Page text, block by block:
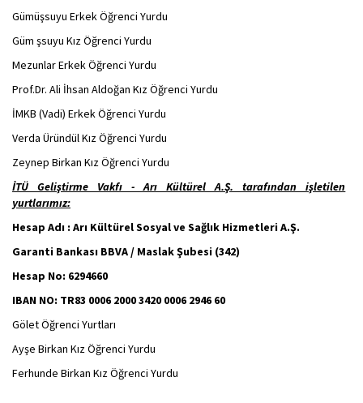
Gümüşsuyu Erkek Öğrenci Yurdu
Güm şsuyu Kız Öğrenci Yurdu
Mezunlar Erkek Öğrenci Yurdu
Prof.Dr. Ali İhsan Aldoğan Kız Öğrenci Yurdu
İMKB (Vadi) Erkek Öğrenci Yurdu
Verda Üründül Kız Öğrenci Yurdu
Zeynep Birkan Kız Öğrenci Yurdu
İTÜ Geliştirme Vakfı - Arı Kültürel A.Ş. tarafından işletilen
yurtlarımız:
Hesap Adı : Arı Kültürel Sosyal ve Sağlık Hizmetleri A.Ş.
Garanti Bankası BBVA / Maslak Şubesi (342)
Hesap No: 6294660
IBAN NO: TR83 0006 2000 3420 0006 2946 60
Gölet Öğrenci Yurtları
Ayşe Birkan Kız Öğrenci Yurdu
Ferhunde Birkan Kız Öğrenci Yurdu